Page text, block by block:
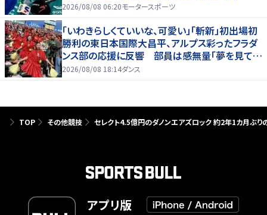
2026/08/08 06:20モータースポーツ
「いわきらしくていいな、可愛い」「斬新」初出場初
勝利の東日本国際大昌平、アルプス彩ったフラダ
ンス部の応援に反響 部員は感無量「夢を見てい
るよう」
2026/08/08 18:14ダンス
TOP その他競技 セレクト4.5億円のダノンエアズロック 約2年1カ月ぶり
アプリ版